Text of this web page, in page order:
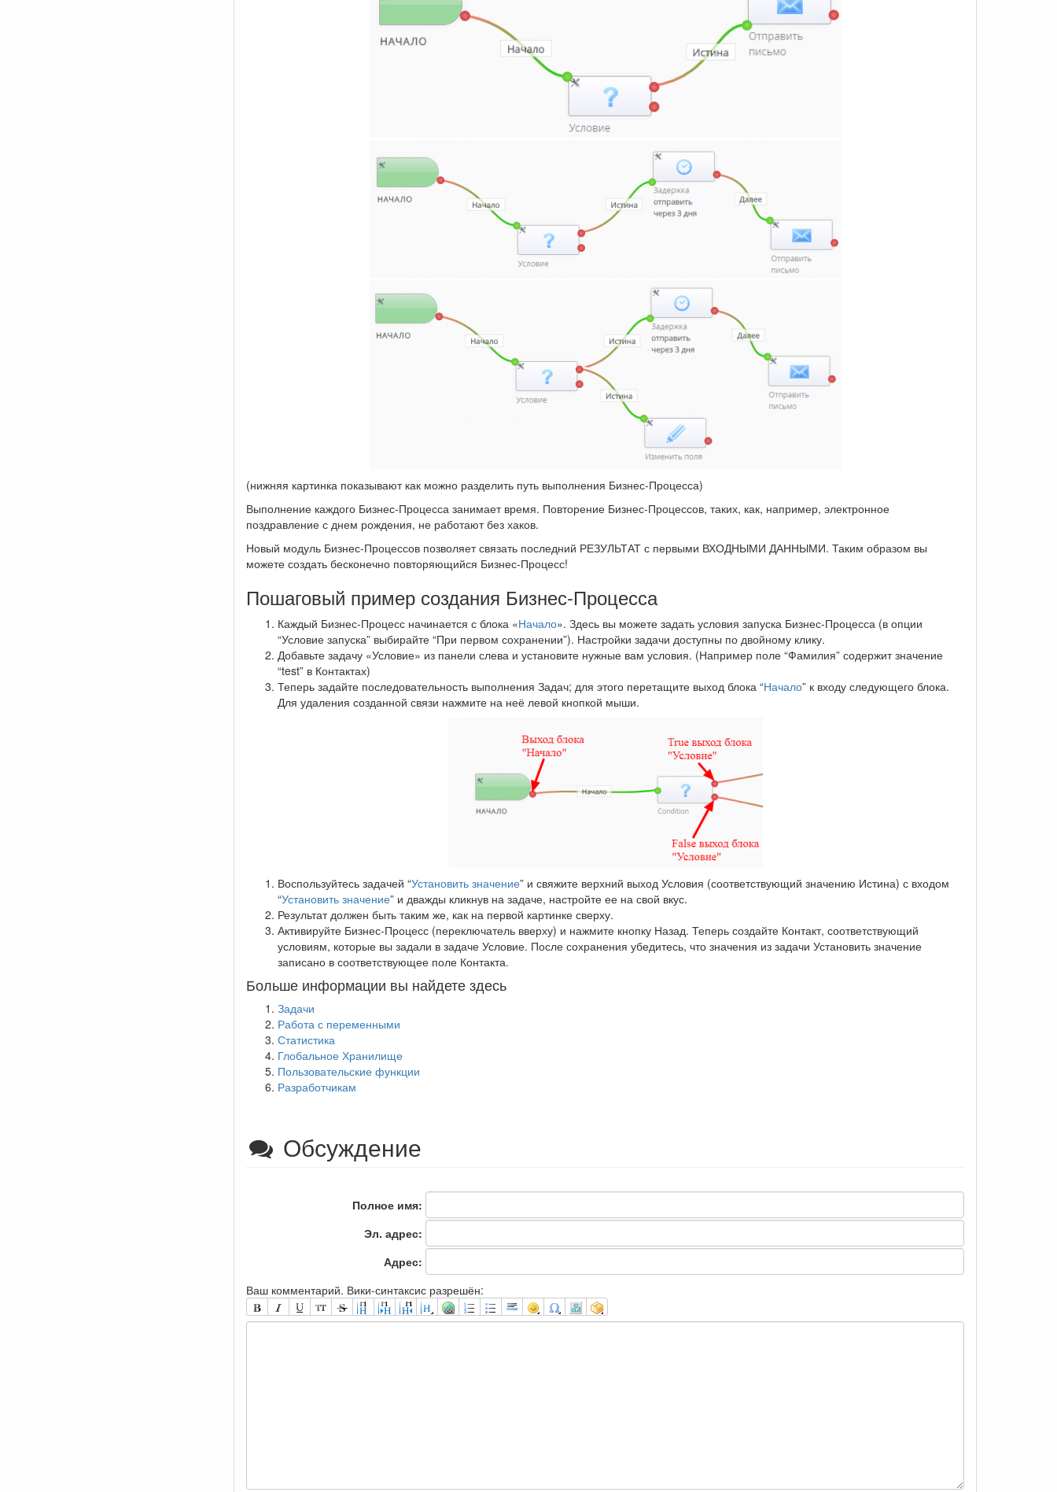
(нижняя картинка показывают как можно разделить путь выполнения Бизнес-Процесса)
Выполнение каждого Бизнес-Процесса занимает время. Повторение Бизнес-Процессов, таких, как, например, электронное
поздравление с днем рождения, не работают без хаков.
Новый модуль Бизнес-Процессов позволяет связать последний РЕЗУЛЬТАТ с первыми ВХОДНЫМИ ДАННЫМИ. Таким образом вы
можете создать бесконечно повторяющийся Бизнес-Процесс!
Пошаговый пример создания Бизнес-Процесса
Каждый Бизнес-Процесс начинается с блока «Начало». Здесь вы можете задать условия запуска Бизнес-Процесса (в опции
“Условие запуска” выбирайте “При первом сохранении”). Настройки задачи доступны по двойному клику.
Добавьте задачу «Условие» из панели слева и установите нужные вам условия. (Например поле “Фамилия” содержит значение
“test” в Контактах)
Теперь задайте последовательность выполнения Задач; для этого перетащите выход блока “Начало” к входу следующего блока.
Для удаления созданной связи нажмите на неё левой кнопкой мыши.
Воспользуйтесь задачей “Установить значение” и свяжите верхний выход Условия (соответствующий значению Истина) с входом
“Установить значение” и дважды кликнув на задаче, настройте ее на свой вкус.
Результат должен быть таким же, как на первой картинке сверху.
Активируйте Бизнес-Процесс (переключатель вверху) и нажмите кнопку Назад. Теперь создайте Контакт, соответствующий
условиям, которые вы задали в задаче Условие. После сохранения убедитесь, что значения из задачи Установить значение
записано в соответствующее поле Контакта.
Больше информации вы найдете здесь
Задачи
Работа с переменными
Статистика
Глобальное Хранилище
Пользовательские функции
Разработчикам
Обсуждение
Полное имя:
Эл. адрес:
Адрес:
Ваш комментарий. Вики-синтаксис разрешён: